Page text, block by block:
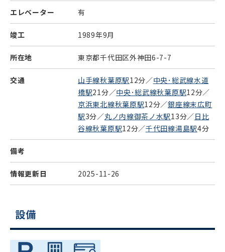
エレベーター 有
竣工 1989年9月
所在地 東京都千代田区外神田6-7-7
交通 山手線秋葉原駅12分／中央･総武線水道
橋駅21分／中央･総武線秋葉原駅12分／
京浜東北線秋葉原駅12分／銀座線末広町
駅3分／丸ノ内線御茶ノ水駅13分／日比
谷線秋葉原駅12分／千代田線湯島駅4分
備考
情報更新日 2025-11-26
設備